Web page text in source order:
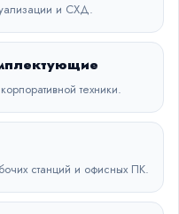
и СХД.
техники.
станций и офисных ПК.